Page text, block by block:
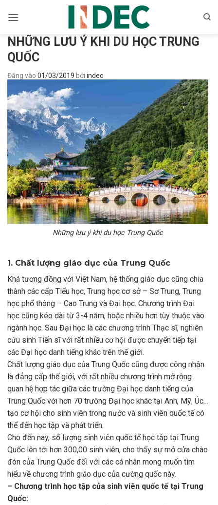
qua
dungNHỮNG LƯU Ý KHI DU HỌC TRUNG
QUỐC
Đăng vào 01/03/2019 bởi indec
Những lưu ý khi du học Trung Quốc
1. Chất lượng giáo dục của Trung Quốc
Khá tương đồng với Việt Nam, hệ thống giáo dục cũng chia
thành các cấp Tiểu học, Trung học cơ sở – Sơ Trung, Trung
học phổ thông – Cao Trung và Đại học. Chương trình Đại
học cũng kéo dài từ 3-4 năm, hoặc nhiều hơn tùy thuộc vào
ngành học. Sau Đại học là các chương trình Thạc sĩ, nghiên
cứu sinh Tiến sĩ với rất nhiều cơ hội được chuyển tiếp tại
các Đại học danh tiếng khác trên thế giới.
Chất lượng giáo dục của Trung Quốc cũng được công nhận
là đẳng cấp thế giới, với rất nhiều chương trình mở rộng
quan hệ hợp tác giữa các trường Đại học danh tiếng của
Trung Quốc với hơn 70 trường Đại học khác tại Anh, Mỹ, Úc…
tạo cơ hội cho sinh viên trong nước và sinh viên quốc tế có
thể đến học tập và phát triển.
Cho đến nay, số lượng sinh viên quốc tế học tập tại Trung
Quốc lên tới hơn 300,00 sinh viên, cho thấy sự mở cửa chào
đón của Trung Quốc đối với các cá nhân mong muốn tìm
hiểu về chương trình giáo dục của cường quốc này.
– Chương trình học tập của sinh viên quốc tế tại Trung
Quốc: